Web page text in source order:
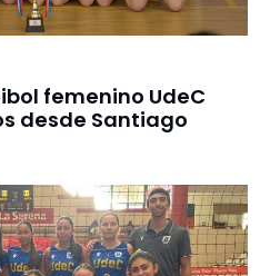
femenino UdeC
desde Santiago